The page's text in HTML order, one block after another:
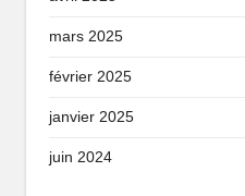
mars 2025
février 2025
janvier 2025
juin 2024